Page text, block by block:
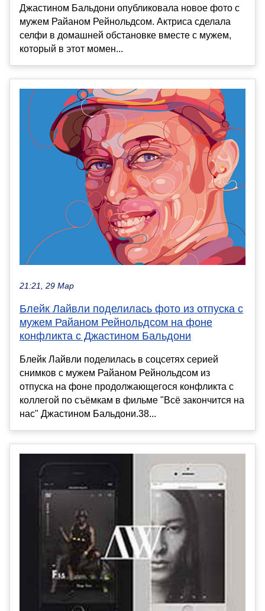
Джастином Бальдони опубликовала новое фото с
мужем Райаном Рейнольдсом. Актриса сделала
селфи в домашней обстановке вместе с мужем,
который в этот момен...
21:21, 29 Мар
Блейк Лайвли поделилась фото из отпуска с
мужем Райаном Рейнольдсом на фоне
конфликта с Джастином Бальдони
Блейк Лайвли поделилась в соцсетях серией
снимков с мужем Райаном Рейнольдсом из
отпуска на фоне продолжающегося конфликта с
коллегой по съёмкам в фильме "Всё закончится на
нас" Джастином Бальдони.38...